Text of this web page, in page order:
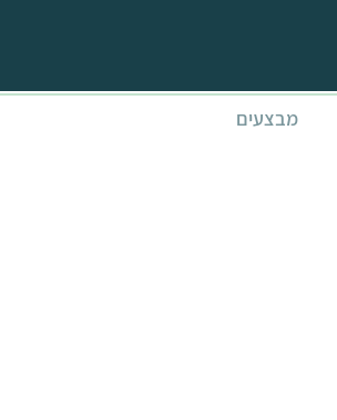
מבצעים